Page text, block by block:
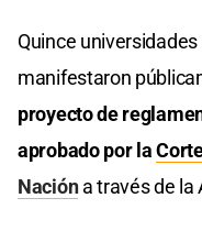
Quince
manifestaron
proyecto de
aprobado por la
Nacióna través de la